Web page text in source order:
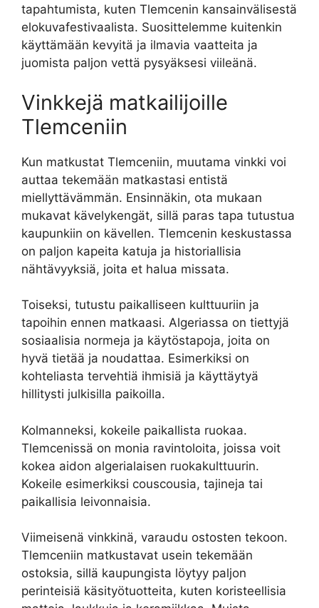
tapahtumista, kuten Tlemcenin kansainvälisestä
elokuvafestivaalista. Suosittelemme kuitenkin
käyttämään kevyitä ja ilmavia vaatteita ja
juomista paljon vettä pysyäksesi viileänä.
Vinkkejä matkailijoille
Tlemceniin
Kun matkustat Tlemceniin, muutama vinkki voi
auttaa tekemään matkastasi entistä
miellyttävämmän. Ensinnäkin, ota mukaan
mukavat kävelykengät, sillä paras tapa tutustua
kaupunkiin on kävellen. Tlemcenin keskustassa
on paljon kapeita katuja ja historiallisia
nähtävyyksiä, joita et halua missata.
Toiseksi, tutustu paikalliseen kulttuuriin ja
tapoihin ennen matkaasi. Algeriassa on tiettyjä
sosiaalisia normeja ja käytöstapoja, joita on
hyvä tietää ja noudattaa. Esimerkiksi on
kohteliasta tervehtiä ihmisiä ja käyttäytyä
hillitysti julkisilla paikoilla.
Kolmanneksi, kokeile paikallista ruokaa.
Tlemcenissä on monia ravintoloita, joissa voit
kokea aidon algerialaisen ruokakulttuurin.
Kokeile esimerkiksi couscousia, tajineja tai
paikallisia leivonnaisia.
Viimeisenä vinkkinä, varaudu ostosten tekoon.
Tlemceniin matkustavat usein tekemään
ostoksia, sillä kaupungista löytyy paljon
perinteisiä käsityötuotteita, kuten koristeellisia